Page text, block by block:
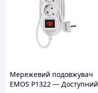
Мережевий подовжувач
EMOS P1322 — Доступний